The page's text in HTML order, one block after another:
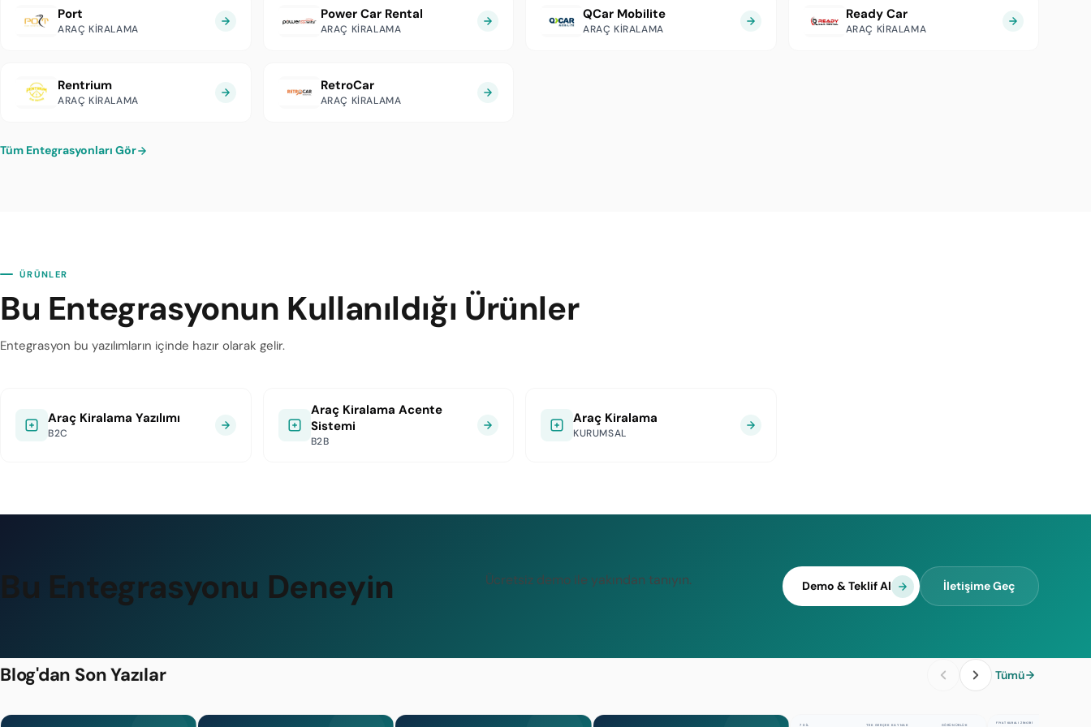
Port
ARAÇ KIRALAMA
Power Car Rental
ARAÇ KIRALAMA
QCar Mobilite
ARAÇ KIRALAMA
Ready Car
ARAÇ KIRALAMA
Rentrium
ARAÇ KIRALAMA
RetroCar
ARAÇ KIRALAMA
Tüm Entegrasyonları Gör
ÜRÜNLER
Bu Entegrasyonun Kullanıldığı Ürünler
Entegrasyon bu yazılımların içinde hazır olarak gelir.
Araç Kiralama Yazılımı
B2C
Araç Kiralama Acente
Sistemi
B2B
Araç Kiralama
KURUMSAL
Bu Entegrasyonu Deneyin Ücretsiz demo ile yakından tanıyın. Demo & Teklif Al İletişime Geç
Blog'dan Son Yazılar Tümü